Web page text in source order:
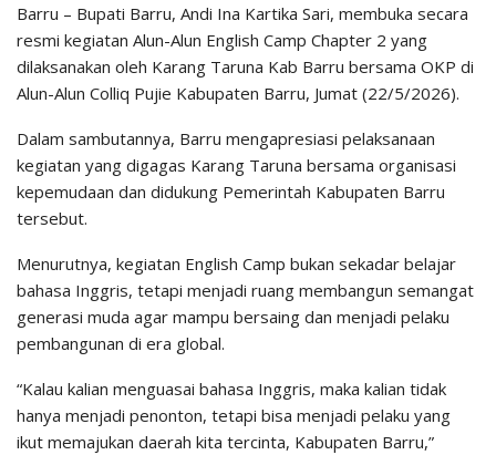
Barru – Bupati Barru, Andi Ina Kartika Sari, membuka secara
resmi kegiatan Alun-Alun English Camp Chapter 2 yang
dilaksanakan oleh Karang Taruna Kab Barru bersama OKP di
Alun-Alun Colliq Pujie Kabupaten Barru, Jumat (22/5/2026).
Dalam sambutannya, Barru mengapresiasi pelaksanaan
kegiatan yang digagas Karang Taruna bersama organisasi
kepemudaan dan didukung Pemerintah Kabupaten Barru
tersebut.
Menurutnya, kegiatan English Camp bukan sekadar belajar
bahasa Inggris, tetapi menjadi ruang membangun semangat
generasi muda agar mampu bersaing dan menjadi pelaku
pembangunan di era global.
“Kalau kalian menguasai bahasa Inggris, maka kalian tidak
hanya menjadi penonton, tetapi bisa menjadi pelaku yang
ikut memajukan daerah kita tercinta, Kabupaten Barru,”